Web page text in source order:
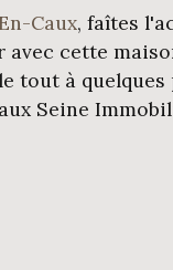
Caux, faîtes
avec cette
tout à
Seine